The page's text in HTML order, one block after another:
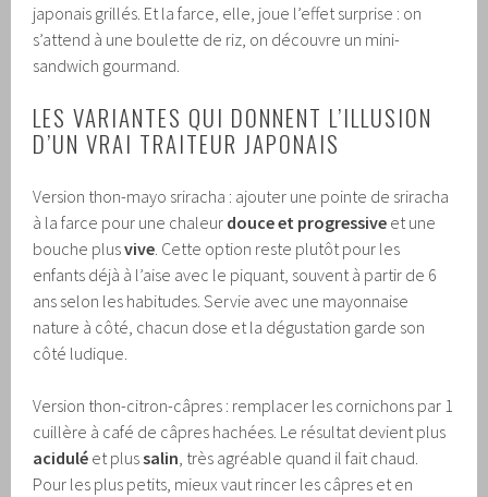
japonais grillés. Et la farce, elle, joue l’effet surprise : on
s’attend à une boulette de riz, on découvre un mini-
sandwich gourmand.
LES VARIANTES QUI DONNENT L’ILLUSION
D’UN VRAI TRAITEUR JAPONAIS
Version thon-mayo sriracha : ajouter une pointe de sriracha
à la farce pour une chaleur douce et progressive et une
bouche plusvive. Cette option reste plutôt pour les
enfants déjà à l’aise avec le piquant, souvent à partir de 6
ans selon les habitudes. Servie avec une mayonnaise
nature à côté, chacun dose et la dégustation garde son
côté ludique.
Version thon-citron-câpres : remplacer les cornichons par 1
cuillère à café de câpres hachées. Le résultat devient plus
acidulé et plussalin, très agréable quand il fait chaud.
Pour les plus petits, mieux vaut rincer les câpres et en